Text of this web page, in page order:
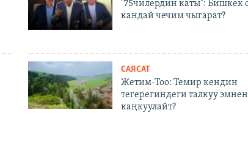
"75чилердин каты": Бишкек
кандай чечим чыгарат?
САЯСАТ
Жетим-Тоо: Темир кендин
тегерегиндеги талкуу
каңкуулайт?